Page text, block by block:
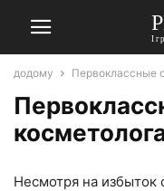
додому Первоклассные
Несмотря на избыток